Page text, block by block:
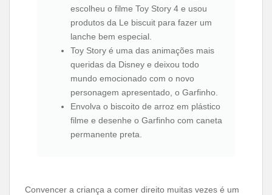
escolheu o filme Toy Story 4 e usou
produtos da Le biscuit para fazer um
lanche bem especial.
Toy Story é uma das animações mais
queridas da Disney e deixou todo
mundo emocionado com o novo
personagem apresentado, o Garfinho.
Envolva o biscoito de arroz em plástico
filme e desenhe o Garfinho com caneta
permanente preta.
Convencer a criança a comer direito muitas vezes é um